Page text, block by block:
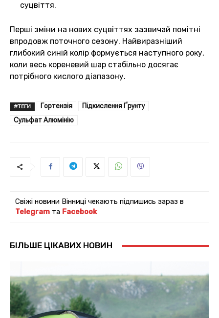
суцвіття.
Перші зміни на нових суцвіттях зазвичай помітні
впродовж поточного сезону. Найвиразніший
глибокий синій колір формується наступного року,
коли весь кореневий шар стабільно досягає
потрібного кислого діапазону.
#ТЕГИ Гортензія
Підкислення Ґрунту
Сульфат Алюмінію
Свіжі новини Вінниці чекають підпишись зараз в
Telegram та Facebook
БІЛЬШЕ ЦІКАВИХ НОВИН